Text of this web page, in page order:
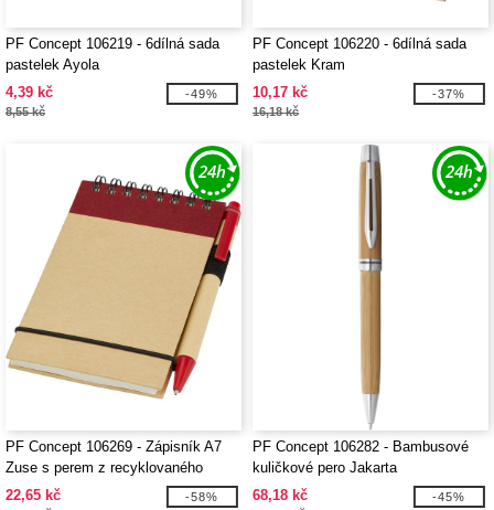
PF Concept 106219 - 6dílná sada
pastelek Ayola
4,39 kč
8,55 kč
-49%
PF Concept 106220 - 6dílná sada
pastelek Kram
10,17 kč
16,18 kč
-37%
PF Concept 106269 - Zápisník A7
Zuse s perem z recyklovaného
papíru
22,65 kč -58%
PF Concept 106282 - Bambusové
kuličkové pero Jakarta
68,18 kč
-45%